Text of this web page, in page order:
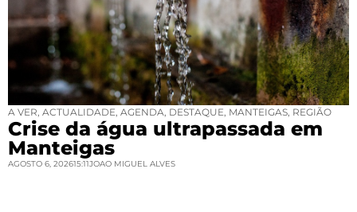
A VER, ACTUALIDADE, AGENDA, DESTAQUE, MANTEIGAS, REGIÃO
Crise da água ultrapassada em
Manteigas
AGOSTO 6, 202615:11JOAO MIGUEL ALVES